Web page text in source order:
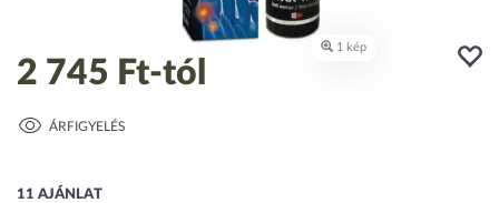
2 745 Ft-tól
ÁRFIGYELÉS
11 AJÁNLAT